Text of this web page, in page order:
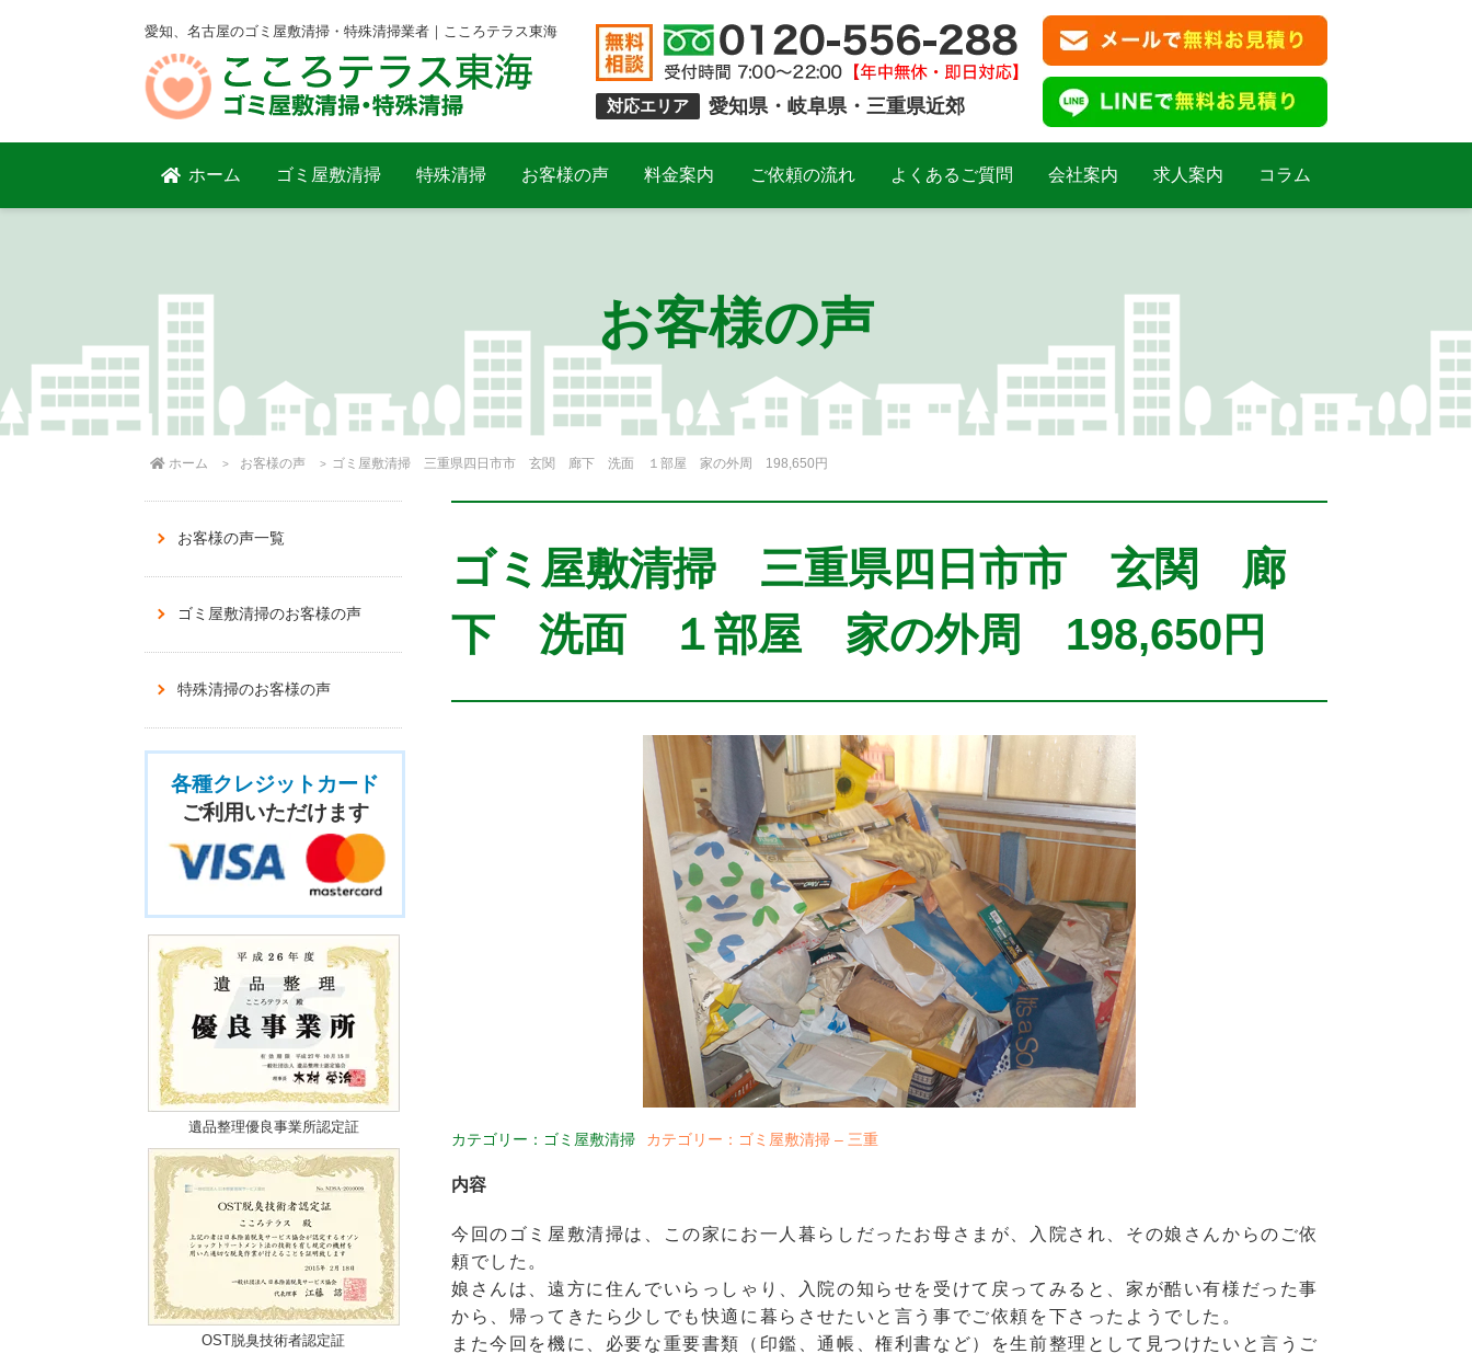
愛知、名古屋のゴミ屋敷清掃・特殊清掃業者｜こころテラス東海
対応エリア 愛知県・岐阜県・三重県近郊
ホーム ゴミ屋敷清掃 特殊清掃 お客様の声 料金案内 ご依頼の流れ よくあるご質問 会社案内 求人案内 コラム
お客様の声
ホーム お客様の声 ゴミ屋敷清掃 三重県四日市市 玄関 廊下 洗面 １部屋 家の外周 198,650円
ゴミ屋敷清掃 三重県四日市市 玄関 廊
下 洗面 １部屋 家の外周 198,650円
カテゴリー：ゴミ屋敷清掃 カテゴリー：ゴミ屋敷清掃 – 三重
内容
今回のゴミ屋敷清掃は、この家にお一人暮らしだったお母さまが、入院され、その娘さんからのご依
頼でした。
娘さんは、遠方に住んでいらっしゃり、入院の知らせを受けて戻ってみると、家が酷い有様だった事
から、帰ってきたら少しでも快適に暮らさせたいと言う事でご依頼を下さったようでした。
また今回を機に、必要な重要書類（印鑑、通帳、権利書など）を生前整理として見つけたいと言うご
お客様の声一覧
ゴミ屋敷清掃のお客様の声
特殊清掃のお客様の声
各種クレジットカード
ご利用いただけます
遺品整理優良事業所認定証
OST脱臭技術者認定証